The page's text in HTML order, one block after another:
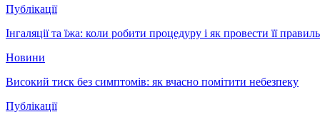
Публікації
Інгаляції та їжа: коли робити процедуру і як провести її
Новини
Високий тиск без симптомів: як вчасно помітити небезпеку
Публікації